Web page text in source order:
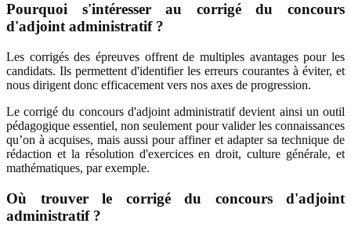
Pourquoi s'intéresser au corrigé du concours
d'adjoint administratif ?
Les corrigés des épreuves offrent de multiples avantages pour les
candidats. Ils permettent d'identifier les erreurs courantes à éviter, et
nous dirigent donc efficacement vers nos axes de progression.
Le corrigé du concours d'adjoint administratif devient ainsi un outil
pédagogique essentiel, non seulement pour valider les connaissances
qu’on à acquises, mais aussi pour affiner et adapter sa technique de
rédaction et la résolution d'exercices en droit, culture générale, et
mathématiques, par exemple.
Où trouver le corrigé du concours d'adjoint
administratif ?